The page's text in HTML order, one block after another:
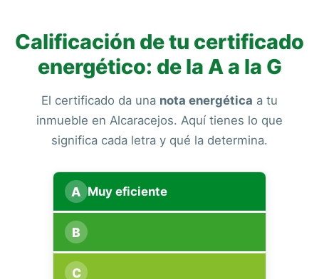
Calificación de tu certificado
energético: de la A a la G
El certificado da una nota energética a tu
inmueble en Alcaracejos. Aquí tienes lo que
significa cada letra y qué la determina.
A Muy eficiente
B
C